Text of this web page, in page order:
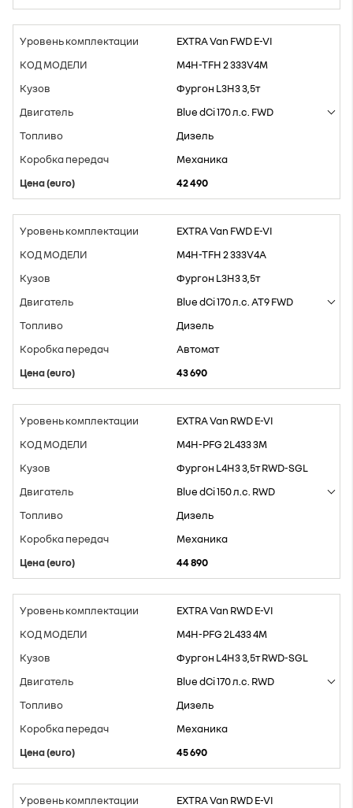
EXTRA Van FWD E-VI
M4H-TFH 2 333V4M
Фургон L3H3 3,5т
Blue dCi 170 л.с. FWD
Дизель
Mеханика
42 490
EXTRA Van FWD E-VI
M4H-TFH 2 333V4A
Фургон L3H3 3,5т
Blue dCi 170 л.с. AT9 FWD
Дизель
Aвтомат
43 690
EXTRA Van RWD E-VI
M4H-PFG 2L433 3M
Фургон L4H3 3,5т RWD-SGL
Blue dCi 150 л.с. RWD
Дизель
Mеханика
44 890
EXTRA Van RWD E-VI
M4H-PFG 2L433 4M
Фургон L4H3 3,5т RWD-SGL
Blue dCi 170 л.с. RWD
Дизель
Mеханика
45 690
EXTRA Van RWD E-VI